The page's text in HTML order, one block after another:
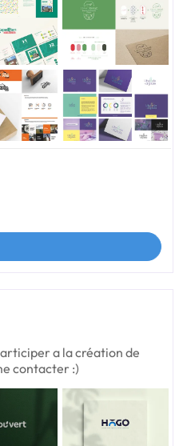
a la création de
contacter :)